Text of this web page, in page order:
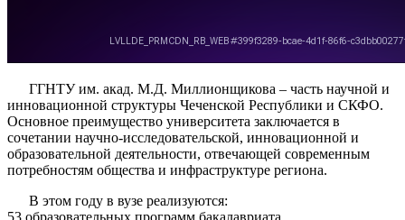
ГГНТУ им. акад. М.Д. Миллионщикова – часть научной и
инновационной структуры Чеченской Республики и СКФО.
Основное преимущество университета заключается в
сочетании научно-исследовательской, инновационной и
образовательной деятельности, отвечающей современным
потребностям общества и инфраструктуре региона.
В этом году в вузе реализуются: